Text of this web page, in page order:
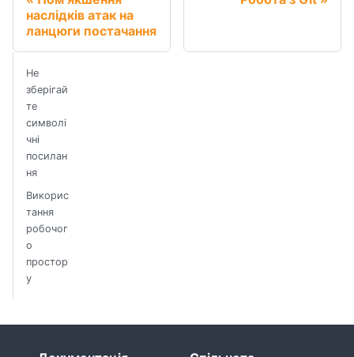
наслідків атак на
ланцюги постачання
Не
зберігай
те
символі
чні
посилан
ня
Викорис
тання
робочог
о
простор
у